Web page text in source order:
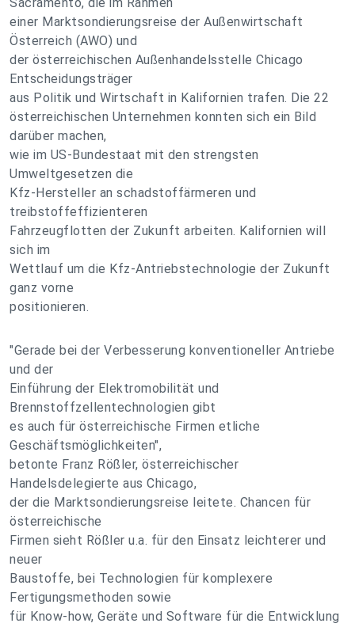
einer Marktsondierungsreise der Außenwirtschaft
Österreich (AWO) und
der österreichischen Außenhandelsstelle Chicago
Entscheidungsträger
aus Politik und Wirtschaft in Kalifornien trafen. Die 22
österreichischen Unternehmen konnten sich ein Bild
darüber machen,
wie im US-Bundestaat mit den strengsten
Umweltgesetzen die
Kfz-Hersteller an schadstoffärmeren und
treibstoffeffizienteren
Fahrzeugflotten der Zukunft arbeiten. Kalifornien will
sich im
Wettlauf um die Kfz-Antriebstechnologie der Zukunft
ganz vorne
positionieren.
"Gerade bei der Verbesserung konventioneller Antriebe
und der
Einführung der Elektromobilität und
Brennstoffzellentechnologien gibt
es auch für österreichische Firmen etliche
Geschäftsmöglichkeiten",
betonte Franz Rößler, österreichischer
Handelsdelegierte aus Chicago,
der die Marktsondierungsreise leitete. Chancen für
österreichische
Firmen sieht Rößler u.a. für den Einsatz leichterer und
neuer
Baustoffe, bei Technologien für komplexere
Fertigungsmethoden sowie
für Know-how, Geräte und Software für die Entwicklung